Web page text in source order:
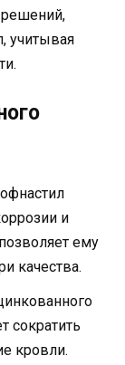
учитывая
и
ему
качества.
сократить
кровли.